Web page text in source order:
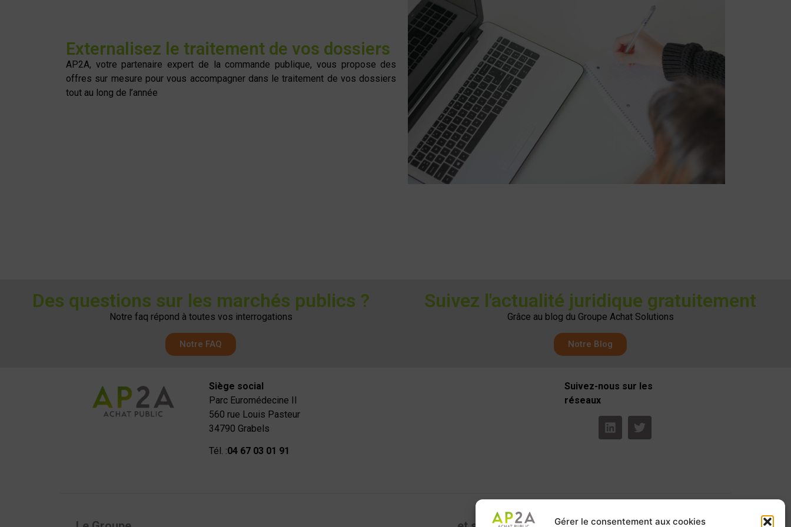
Gérer le consentement aux cookies
Externalisez le traitement de vos dossiers
AP2A, votre partenaire expert de la commande publique, vous propose des
offres sur mesure pour vous accompagner dans le traitement de vos dossiers
tout au long de l’année
Des questions sur les marchés publics ?
Notre faq répond à toutes vos interrogations
Notre FAQ
Suivez l'actualité juridique gratuitement
Grâce au blog du Groupe Achat Solutions
Notre Blog
Siège social
Parc Euromédecine II
560 rue Louis Pasteur
34790 Grabels
Tél. :04 67 03 01 91
Suivez-nous sur les
réseaux